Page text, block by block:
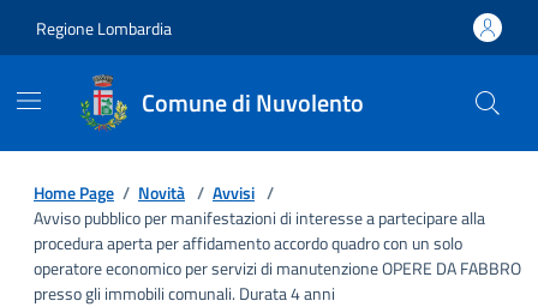
Regione Lombardia
Comune di Nuvolento
Home Page / Novità / Avvisi /
Avviso pubblico per manifestazioni di interesse a partecipare alla
procedura aperta per affidamento accordo quadro con un solo
operatore economico per servizi di manutenzione OPERE DA FABBRO
presso gli immobili comunali. Durata 4 anni